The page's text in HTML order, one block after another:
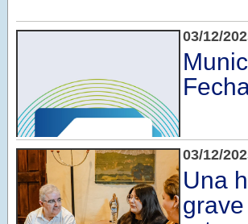
03/12/
03/12/
Una